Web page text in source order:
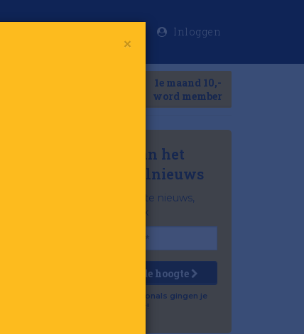
Inloggen
1e maand 10,-
word member
Mis niets van het
laatste retailnieuws
Het belangrijkste nieuws,
gratis in je inbox
Houd mij op de hoogte
Al 57.500 professionals gingen je
voor!
×